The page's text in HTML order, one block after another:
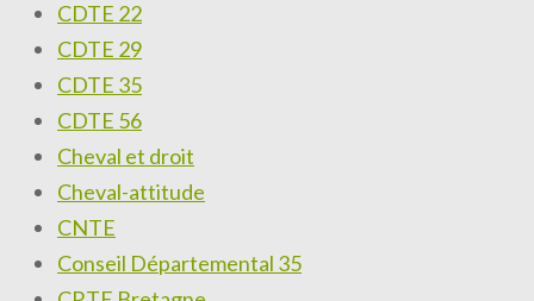
CDTE 22
CDTE 29
CDTE 35
CDTE 56
Cheval et droit
Cheval-attitude
CNTE
Conseil Départemental 35